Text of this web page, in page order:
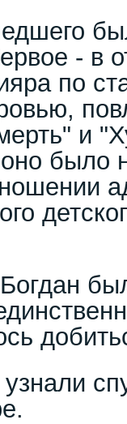
- в
по
и
было